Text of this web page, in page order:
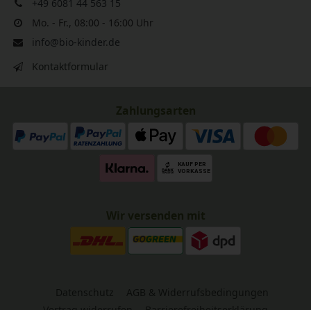
+49 6081 44 563 15
Mo. - Fr., 08:00 - 16:00 Uhr
info@bio-kinder.de
Kontaktformular
Zahlungsarten
Wir versenden mit